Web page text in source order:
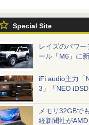
Special Site
レイズのパワー
ール「M6」に
iFi audio主力「
3」「NEO
メモリ32GBで
経新聞社が